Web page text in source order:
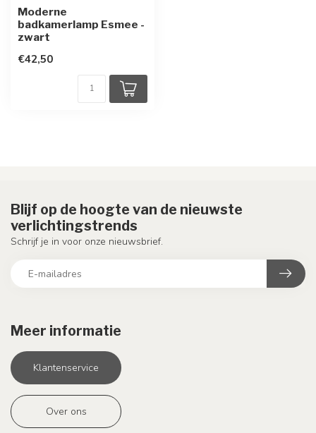
Moderne
badkamerlamp Esmee -
zwart
€42,50
Meer informatie
Klantenservice
Over ons
Blijf op de hoogte van de nieuwste
verlichtingstrends
Schrijf je in voor onze nieuwsbrief.